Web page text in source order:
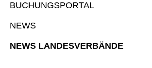
BUCHUNGSPORTAL
NEWS
NEWS LANDESVERBÄNDE